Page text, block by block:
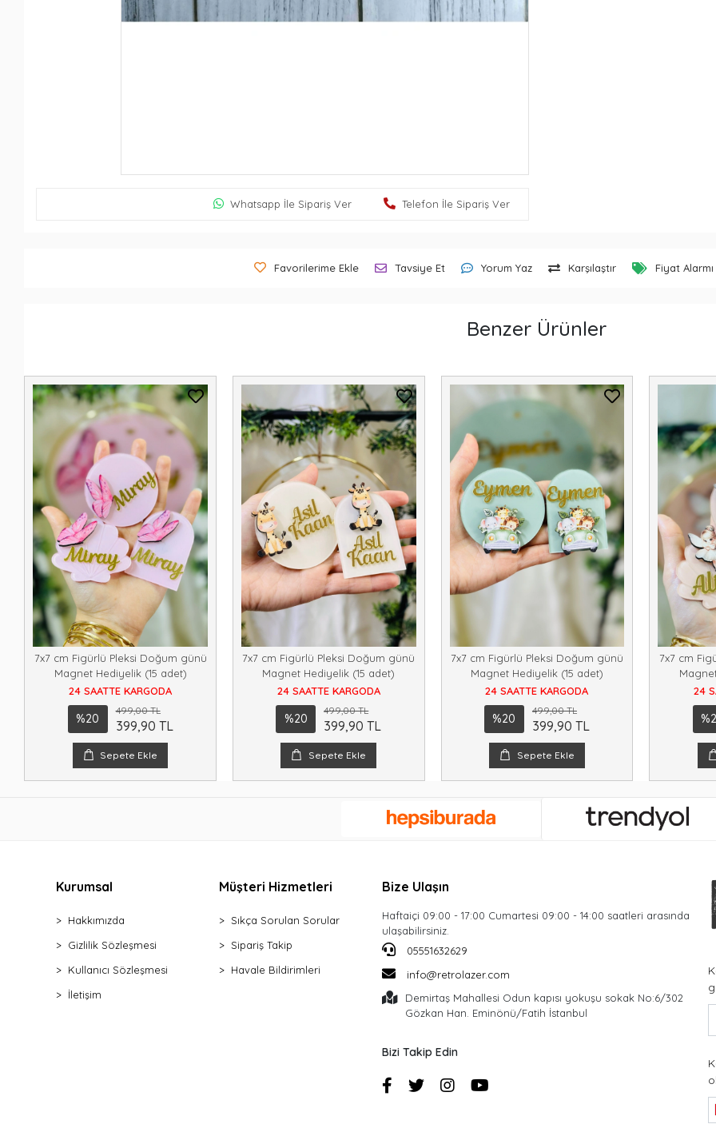
Whatsapp İle Sipariş Ver Telefon İle Sipariş Ver
Favorilerime Ekle Tavsiye Et Yorum Yaz Karşılaştır Fiyat Alarmı
Benzer Ürünler
7x7 cm Figürlü Pleksi Doğum günü
Magnet Hediyelik (15 adet)
24 SAATTE KARGODA
%20
499,00 TL
399,90 TL
Sepete Ekle
7x7 cm Figürlü Pleksi Doğum günü
Magnet Hediyelik (15 adet)
24 SAATTE KARGODA
%20
499,00 TL
399,90 TL
Sepete Ekle
7x7 cm Figürlü Pleksi Doğum günü
Magnet Hediyelik (15 adet)
24 SAATTE KARGODA
%20
499,00 TL
399,90 TL
Sepete Ekle
7x7 cm
24
Kurumsal
Hakkımızda
Gizlilik Sözleşmesi
Kullanıcı Sözleşmesi
İletişim
Müşteri Hizmetleri
Sıkça Sorulan Sorular
Sipariş Takip
Havale Bildirimleri
Bize Ulaşın
Haftaiçi 09:00 - 17:00 Cumartesi 09:00 - 14:00 saatleri arasında
ulaşabilirsiniz.
05551632629
info@retrolazer.com
Demirtaş Mahallesi Odun kapısı yokuşu sokak No:6/302
Gözkan Han. Eminönü/Fatih İstanbul
Bizi Takip Edin